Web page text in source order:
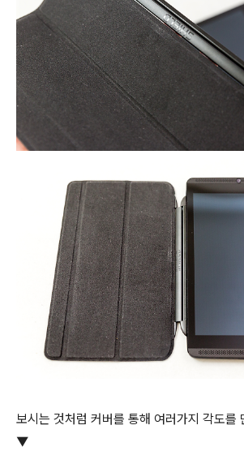
보시는 것처럼 커버를 통해 여러가지 각도를
▼